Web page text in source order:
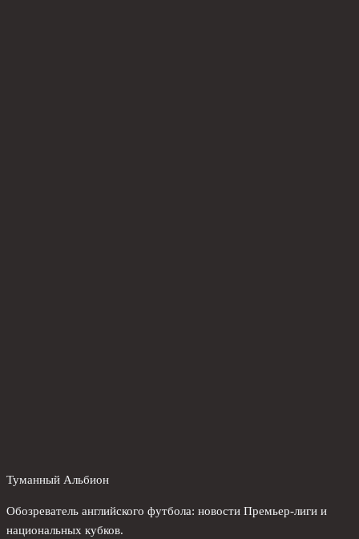
Туманный Альбион
Обозреватель английского футбола: новости Премьер-лиги и
национальных кубков.